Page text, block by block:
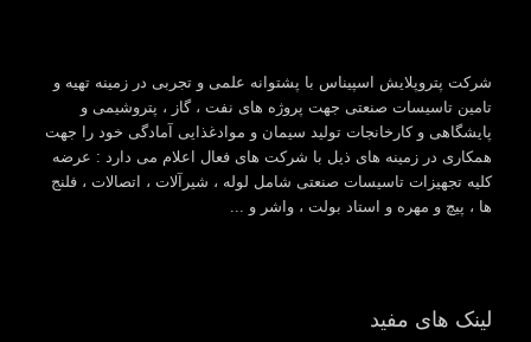
شرکت پتروپلایش اسپیناس با پشتوانه علمی و تجربی در زمینه تهیه و
تامین تاسیسات صنعتی جهت پروژه های نفت ، گاز ، پتروشیمی و
پایشگاهی و کارخانجات تولید سیمان و موادغذایی آمادگی خود را جهت
همکاری در زمینه های ذیل با شرکت های فعال اعلام می دارد : عرضه
کلیه تجهیزات تاسیسات صنعتی شامل لوله ، شیرآلات ، اتصالات ، فلنج
ها ، پیچ و مهره و استاد بولت ، واشر و ...
لینک های مفید